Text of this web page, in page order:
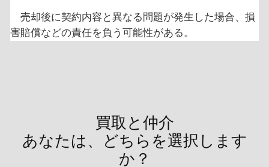
売却後に契約内容と異なる問題が発生した場合、損
害賠償などの責任を負う可能性がある。
買取と仲介
あなたは、どちらを選択します
か？